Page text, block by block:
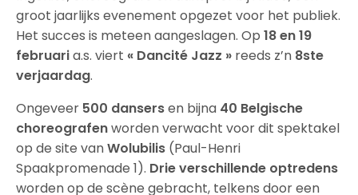
groot jaarlijks evenement opgezet voor het publiek.
Het succes is meteen aangeslagen. Op18 en 19
februaria.s. viert « Dancité Jazz » reeds z’n 8ste
verjaardag.
Ongeveer 500 dansersen bijna 40 Belgische
choreografenworden verwacht voor dit spektakel
op de site vanWolubilis (Paul-Henri
Spaakpromenade 1). Drie verschillende optredens
worden op de scène gebracht, telkens door een